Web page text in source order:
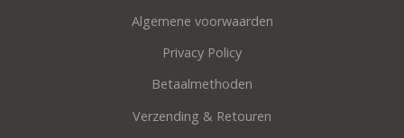
Algemene voorwaarden
Privacy Policy
Betaalmethoden
Verzending & Retouren